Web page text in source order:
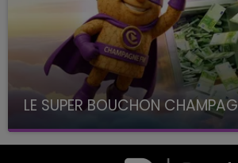
LE SUPER BOUCHON
avec La Famille Champagne FM, à